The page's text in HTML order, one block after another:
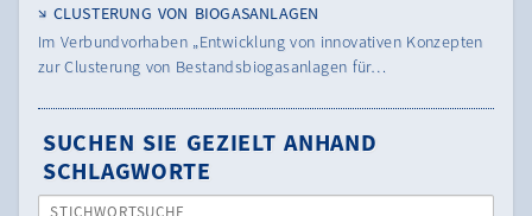
CLUSTERUNG VON BIOGASANLAGEN
Im Verbundvorhaben „Entwicklung von innovativen Konzepten
zur Clusterung von Bestandsbiogasanlagen für…
SUCHEN SIE GEZIELT ANHAND
SCHLAGWORTE